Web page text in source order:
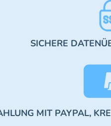
SICHERE
MIT PAYPAL,